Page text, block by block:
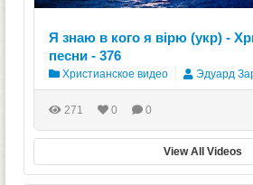
Я знаю в кого я вірю (укр) -
песни - 376
Христианское видео Эдуард
271 0 0
View All Videos